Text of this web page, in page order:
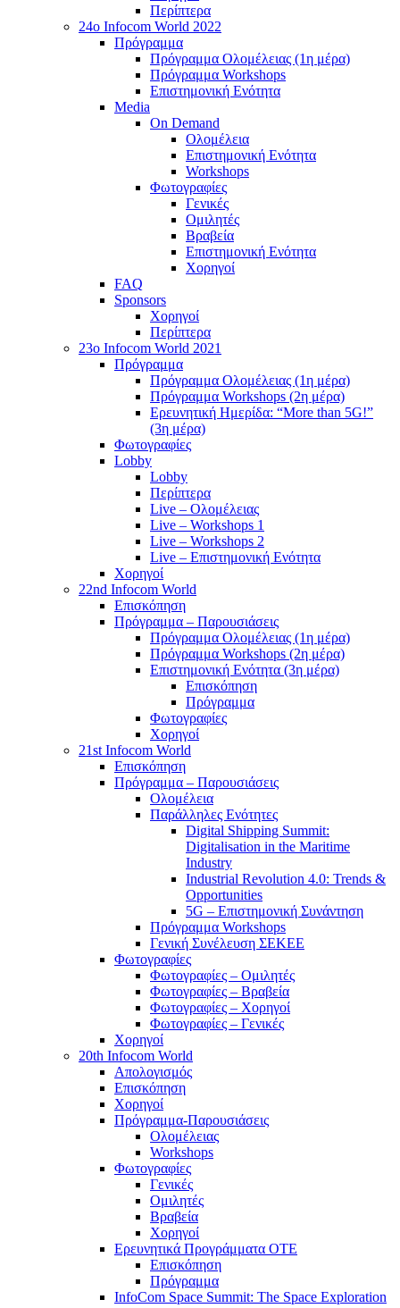
Περίπτερα
24o Infocom World 2022
Πρόγραμμα
Πρόγραμμα Ολομέλειας (1η μέρα)
Πρόγραμμα Workshops
Επιστημονική Ενότητα
Media
On Demand
Ολομέλεια
Επιστημονική Ενότητα
Workshops
Φωτογραφίες
Γενικές
Ομιλητές
Βραβεία
Επιστημονική Ενότητα
Χορηγοί
FAQ
Sponsors
Χορηγοί
Περίπτερα
23o Infocom World 2021
Πρόγραμμα
Πρόγραμμα Ολομέλειας (1η μέρα)
Πρόγραμμα Workshops (2η μέρα)
Ερευνητική Ημερίδα: “More than 5G!”
(3η μέρα)
Φωτογραφίες
Lobby
Lobby
Περίπτερα
Live – Ολομέλειας
Live – Workshops 1
Live – Workshops 2
Live – Επιστημονική Ενότητα
Χορηγοί
22nd Infocom World
Επισκόπηση
Πρόγραμμα – Παρουσιάσεις
Πρόγραμμα Ολομέλειας (1η μέρα)
Πρόγραμμα Workshops (2η μέρα)
Επιστημονική Ενότητα (3η μέρα)
Επισκόπηση
Πρόγραμμα
Φωτογραφίες
Χορηγοί
21st Infocom World
Επισκόπηση
Πρόγραμμα – Παρουσιάσεις
Ολομέλεια
Παράλληλες Ενότητες
Digital Shipping Summit:
Digitalisation in the Maritime
Industry
Industrial Revolution 4.0: Trends &
Opportunities
5G – Επιστημονική Συνάντηση
Πρόγραμμα Workshops
Γενική Συνέλευση ΣΕΚΕΕ
Φωτογραφίες
Φωτογραφίες – Ομιλητές
Φωτογραφίες – Βραβεία
Φωτογραφίες – Χορηγοί
Φωτογραφίες – Γενικές
Χορηγοί
20th Infocom World
Απολογισμός
Επισκόπηση
Χορηγοί
Πρόγραμμα-Παρουσιάσεις
Ολομέλειας
Workshops
Φωτογραφίες
Γενικές
Ομιλητές
Βραβεία
Χορηγοί
Ερευνητικά Προγράμματα ΟΤΕ
Επισκόπηση
Πρόγραμμα
InfoCom Space Summit: The Space Exploration